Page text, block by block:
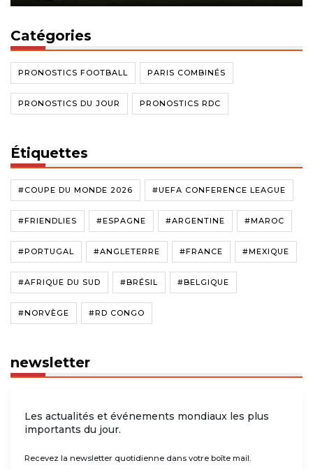
Catégories
PRONOSTICS FOOTBALL PARIS COMBINÉS
PRONOSTICS DU JOUR PRONOSTICS RDC
Étiquettes
#COUPE DU MONDE 2026 #UEFA CONFERENCE LEAGUE
#FRIENDLIES #ESPAGNE #ARGENTINE #MAROC
#PORTUGAL #ANGLETERRE #FRANCE #MEXIQUE
#AFRIQUE DU SUD #BRÉSIL #BELGIQUE
#NORVÈGE #RD CONGO
newsletter
Les actualités et événements mondiaux les plus
importants du jour.
Recevez la newsletter quotidienne dans votre boîte mail.